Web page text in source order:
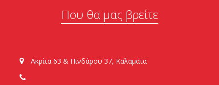
Που θα μας βρείτε
Ακρίτα 63 & Πινδάρου 37, Καλαμάτα